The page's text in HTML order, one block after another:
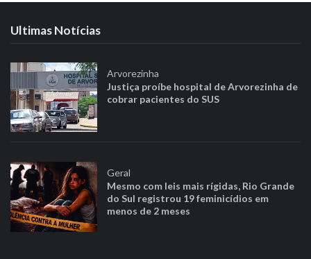
Ultimas Notícias
Arvorezinha
Justiça proíbe hospital de Arvorezinha de
cobrar pacientes do SUS
Geral
Mesmo com leis mais rígidas, Rio Grande
do Sul registrou 19 feminicídios em
menos de 2 meses